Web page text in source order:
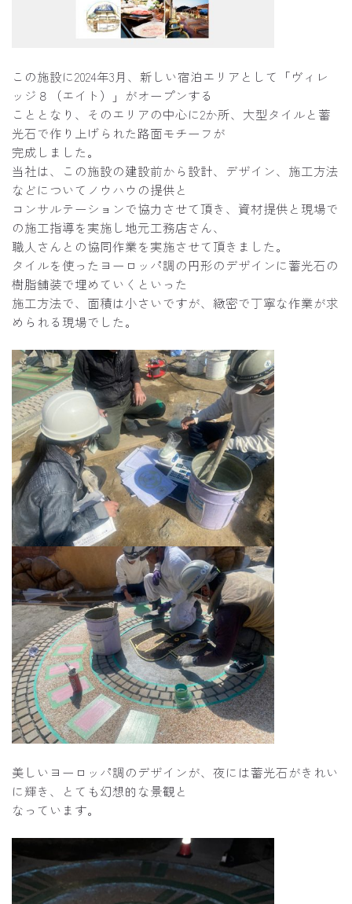
この施設に2024年3月、新しい宿泊エリアとして「ヴィレ
ッジ８（エイト）」がオープンする
こととなり、そのエリアの中心に2か所、大型タイルと蓄
光石で作り上げられた路面モチーフが
完成しました。
当社は、この施設の建設前から設計、デザイン、施工方法
などについてノウハウの提供と
コンサルテーションで協力させて頂き、資材提供と現場で
の施工指導を実施し地元工務店さん、
職人さんとの協同作業を実施させて頂きました。
タイルを使ったヨーロッパ調の円形のデザインに蓄光石の
樹脂舗装で埋めていくといった
施工方法で、面積は小さいですが、緻密で丁寧な作業が求
められる現場でした。
美しいヨーロッパ調のデザインが、夜には蓄光石がきれい
に輝き、とても幻想的な景観と
なっています。